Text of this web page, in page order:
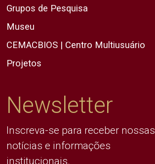
Grupos de Pesquisa
Museu
CEMACBIOS | Centro Multiusuário
Projetos
Newsletter
Inscreva-se para receber nossas
notícias e informações
institucionais.